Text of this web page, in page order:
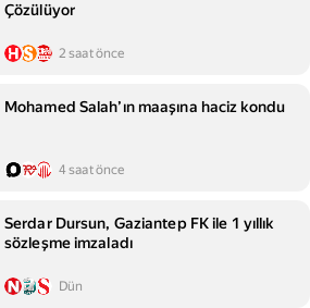
Çözülüyor
2 saat önce
Mohamed Salah’ın maaşına haciz kondu
4 saat önce
Serdar Dursun, Gaziantep FK ile 1 yıllık
sözleşme imzaladı
Dün